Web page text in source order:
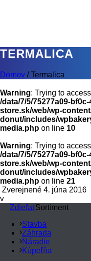
TERMALICA
Domov /Termalica
Warning: Trying to
/data/7/5/75277a09-
store.sk/web/wp-
donut/includes/
media.php on line 10
Warning: Trying to
/data/7/5/75277a09-
store.sk/web/wp-
donut/includes/
media.php on line 21
Zverejnené 4. júna 2016
v
ZdieľaťSortiment
Stavba
Záhrada
Náradie
Kúpeľňa